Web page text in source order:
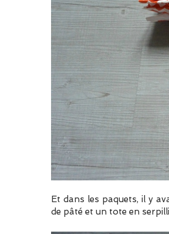
Et dans les paquets, il y
de pâté et un tote en